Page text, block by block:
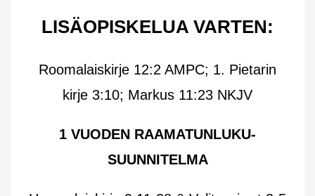
LISÄOPISKELUA VARTEN:
Roomalaiskirje 12:2 AMPC; 1. Pietarin
kirje 3:10; Markus 11:23 NKJV
1 VUODEN RAAMATUNLUKU-
SUUNNITELMA